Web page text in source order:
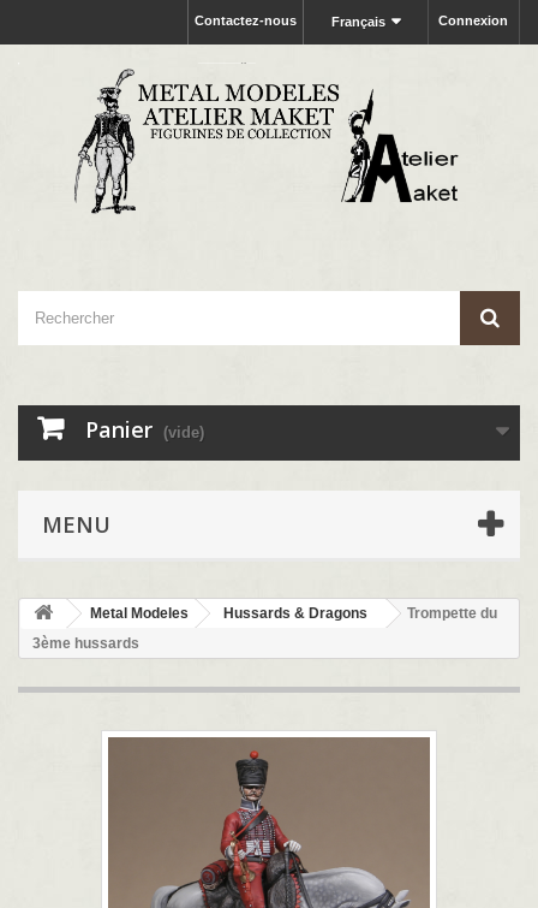
Connexion
Français
Contactez-nous
Panier (vide)
MENU
Metal Modeles Hussards & Dragons
Trompette du
3ème hussards